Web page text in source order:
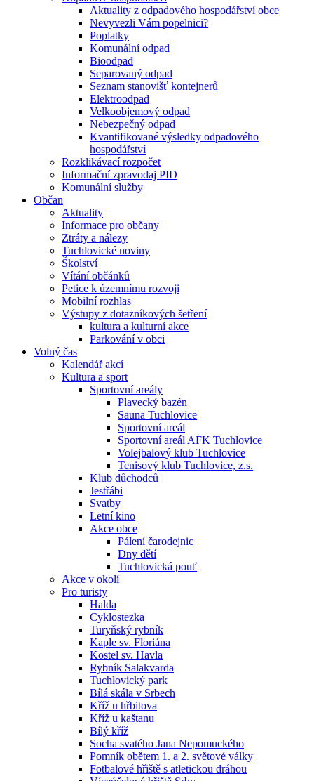
Aktuality z odpadového hospodářství obce
Nevyvezli Vám popelnici?
Poplatky
Komunální odpad
Bioodpad
Separovaný odpad
Seznam stanovišť kontejnerů
Elektroodpad
Velkoobjemový odpad
Nebezpečný odpad
Kvantifikované výsledky odpadového
hospodářství
Rozklikávací rozpočet
Informační zpravodaj PID
Komunální služby
Občan
Aktuality
Informace pro občany
Ztráty a nálezy
Tuchlovické noviny
Školství
Vítání občánků
Petice k územnímu rozvoji
Mobilní rozhlas
Výstupy z dotazníkových šetření
kultura a kulturní akce
Parkování v obci
Volný čas
Kalendář akcí
Kultura a sport
Sportovní areály
Plavecký bazén
Sauna Tuchlovice
Sportovní areál
Sportovní areál AFK Tuchlovice
Volejbalový klub Tuchlovice
Tenisový klub Tuchlovice, z.s.
Klub důchodců
Jestřábi
Svatby
Letní kino
Akce obce
Pálení čarodejnic
Dny dětí
Tuchlovická pouť
Akce v okolí
Pro turisty
Halda
Cyklostezka
Turyňský rybník
Kaple sv. Floriána
Kostel sv. Havla
Rybník Salakvarda
Tuchlovický park
Bílá skála v Srbech
Kříž u hřbitova
Kříž u kaštanu
Bílý kříž
Socha svatého Jana Nepomuckého
Pomník obětem 1. a 2. světové války
Fotbalové hřiště s atletickou dráhou